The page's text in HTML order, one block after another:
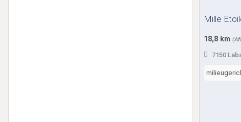
Mille
18,8 km
7150